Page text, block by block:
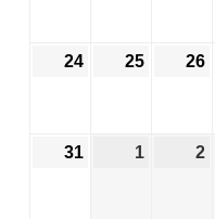
24 25 26
31 1 2